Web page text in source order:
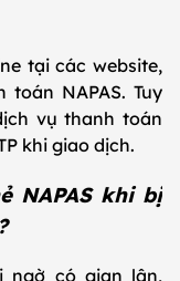
tại các website,
NAPAS. Tuy
vụ thanh toán
khi giao dịch.
NAPAS khi bị
ngờ có gian lận,